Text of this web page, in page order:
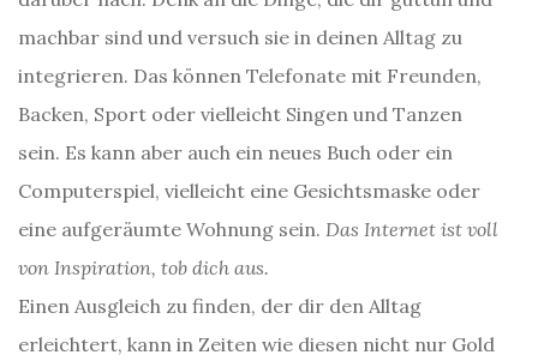
machbar sind und versuch sie in deinen Alltag zu
integrieren. Das können Telefonate mit Freunden,
Backen, Sport oder vielleicht Singen und Tanzen
sein. Es kann aber auch ein neues Buch oder ein
Computerspiel, vielleicht eine Gesichtsmaske oder
eine aufgeräumte Wohnung sein. Das Internet ist voll
von Inspiration, tob dich aus.
Einen Ausgleich zu finden, der dir den Alltag
erleichtert, kann in Zeiten wie diesen nicht nur Gold